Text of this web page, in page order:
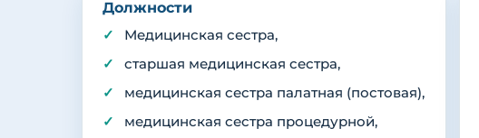
Должности
Медицинская сестра,
старшая медицинская сестра,
медицинская сестра палатная (постовая),
медицинская сестра процедурной,